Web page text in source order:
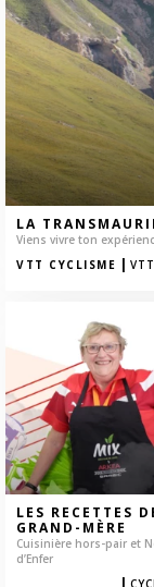
LA
Viens vivre ton
VTT CYCLISME |
LES RECETTES
GRAND-MÈRE
Cuisinière hors-pair et
d’Enfer